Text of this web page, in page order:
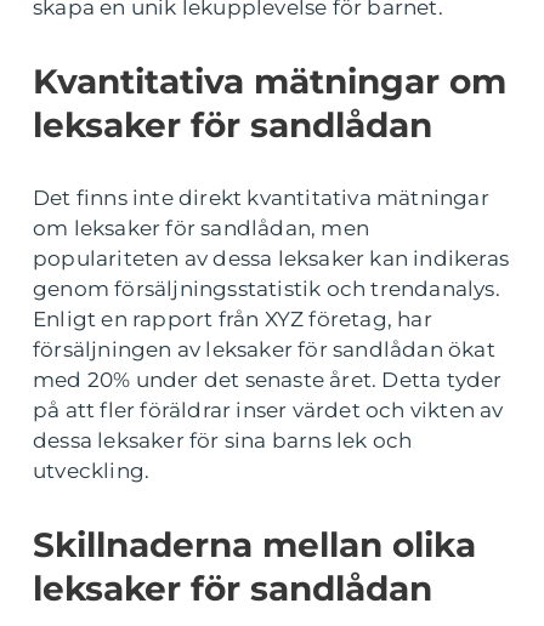
skapa en unik lekupplevelse för barnet.
Kvantitativa mätningar om
leksaker för sandlådan
Det finns inte direkt kvantitativa mätningar
om leksaker för sandlådan, men
populariteten av dessa leksaker kan indikeras
genom försäljningsstatistik och trendanalys.
Enligt en rapport från XYZ företag, har
försäljningen av leksaker för sandlådan ökat
med 20% under det senaste året. Detta tyder
på att fler föräldrar inser värdet och vikten av
dessa leksaker för sina barns lek och
utveckling.
Skillnaderna mellan olika
leksaker för sandlådan